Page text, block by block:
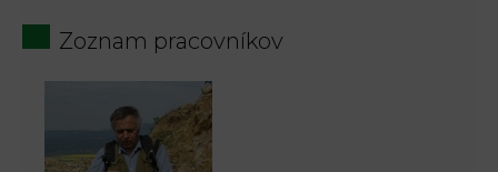
Zoznam pracovníkov